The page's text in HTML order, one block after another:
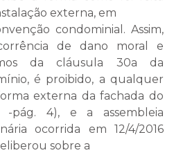
externa, em
condominial. Assim,
de dano moral e
da cláusula 30a da
é proibido, a qualquer
externa da fachada do
-pág. 4), e a assembleia
ocorrida em 12/4/2016
sobre a